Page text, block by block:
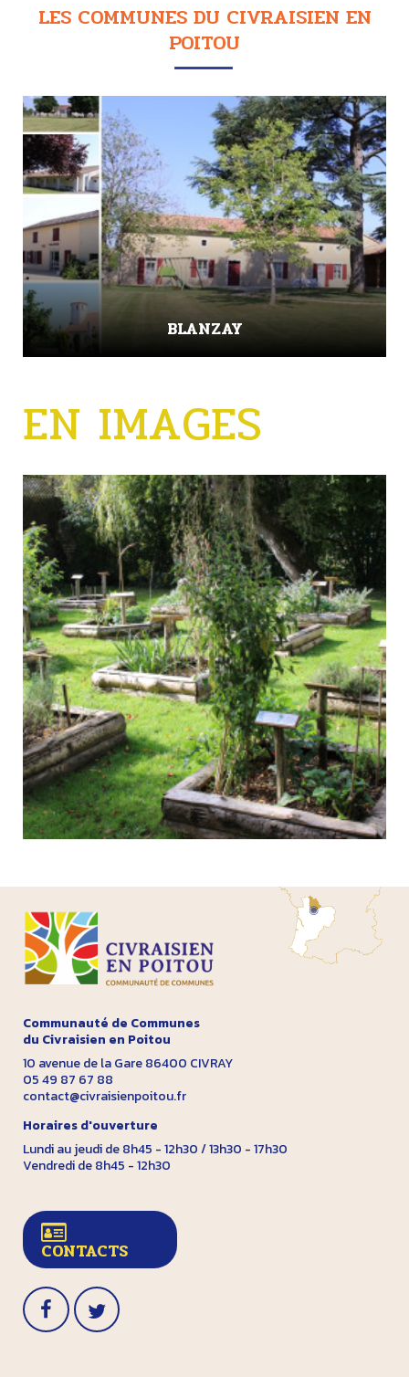
LES COMMUNES DU CIVRAISIEN EN
POITOU
BLANZAY
EN IMAGES
Communauté de Communes
du Civraisien en Poitou
10 avenue de la Gare 86400 CIVRAY
05 49 87 67 88
contact@civraisienpoitou.fr
Horaires d'ouverture
Lundi au jeudi de 8h45 - 12h30 / 13h30 - 17h30
Vendredi de 8h45 - 12h30
CONTACTS